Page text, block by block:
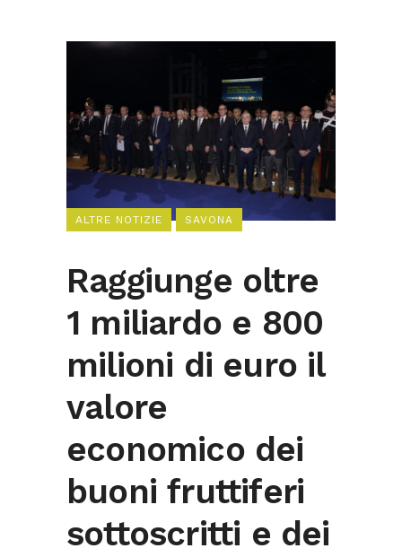
ALTRE NOTIZIE SAVONA
Raggiunge oltre
1 miliardo e 800
milioni di euro il
valore
economico dei
buoni fruttiferi
sottoscritti e dei